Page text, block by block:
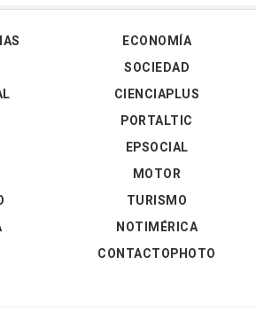
ECONOMÍA
SOCIEDAD
CIENCIAPLUS
PORTALTIC
EPSOCIAL
MOTOR
TURISMO
NOTIMÉRICA
CONTACTOPHOTO